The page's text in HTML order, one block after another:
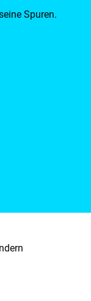
Spuren.